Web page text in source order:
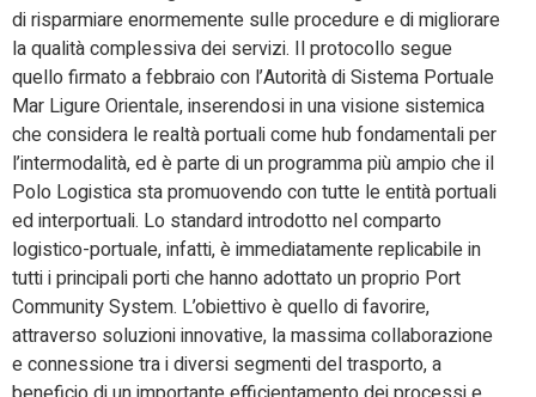
di risparmiare enormemente sulle procedure e di migliorare
la qualità complessiva dei servizi. Il protocollo segue
quello firmato a febbraio con l’Autorità di Sistema Portuale
Mar Ligure Orientale, inserendosi in una visione sistemica
che considera le realtà portuali come hub fondamentali per
l’intermodalità, ed è parte di un programma più ampio che il
Polo Logistica sta promuovendo con tutte le entità portuali
ed interportuali. Lo standard introdotto nel comparto
logistico-portuale, infatti, è immediatamente replicabile in
tutti i principali porti che hanno adottato un proprio Port
Community System. L’obiettivo è quello di favorire,
attraverso soluzioni innovative, la massima collaborazione
e connessione tra i diversi segmenti del trasporto, a